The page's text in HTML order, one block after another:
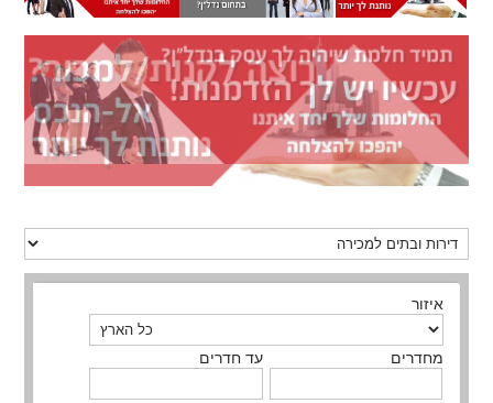
איזור
מחדרים עד חדרים